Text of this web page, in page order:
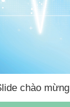
chào